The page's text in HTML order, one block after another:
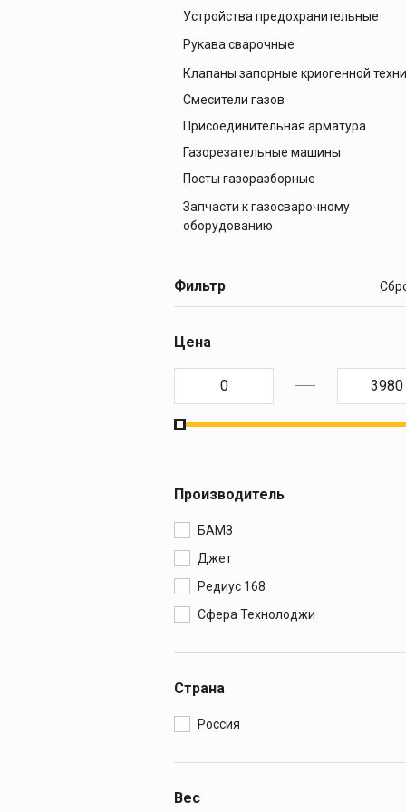
Баллоны аргоновые
Баллоны кислородные
Баллоны пропановые
Баллоны углекислотные
Устройства предохранительные
Рукава сварочные
Рукава газовые
Рукава для жидкого топлива
Рукава кислородные
Клапаны запорные криогенной
Смесители газов
Присоединительная арматура
Газорезательные машины
Посты газоразборные
Запчасти к газосварочному
оборудованию
Запчасти к редукторам
Запчасти к резакам
Фильтр
Цена
Производитель
БАМЗ
Джет
Редиус 168
Сфера Технолоджи
Страна
Россия
Вес